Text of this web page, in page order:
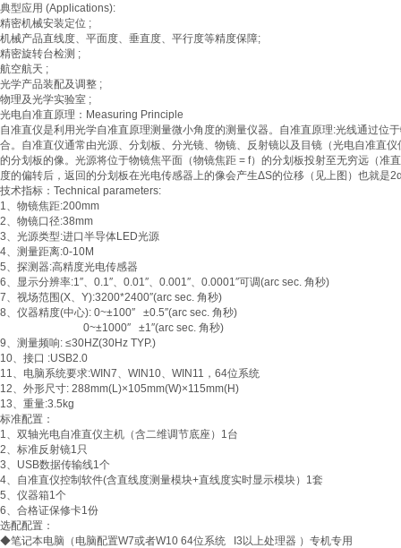
典型应用 (Applications):
精密机械安装定位 ;
机械产品直线度、平面度、垂直度、平行度等精度保障;
精密旋转台检测 ;
航空航天 ;
光学产品装配及调整 ;
物理及光学实验室 ;
光电自准直原理：Measuring Principle
自准直仪是利用光学自准直原理测量微小角度的测量仪器。自准直原理:光线通过
合。自准直仪通常由光源、分划板、分光镜、物镜、反射镜以及目镜（光电自准直
的分划板的像。光源将位于物镜焦平面（物镜焦距 = f）的分划板投射至无穷远（
度的偏转后，返回的分划板在光电传感器上的像会产生ΔS的位移（见上图）也就
技术指标：Technical parameters:
1、物镜焦距:200mm
2、物镜口径:38mm
3、光源类型:进口半导体LED光源
4、测量距离:0-10M
5、探测器:高精度光电传感器
6、显示分辨率:1″、0.1″、0.01″、0.001″、0.0001″可调(arc sec. 角秒)
7、视场范围(X、Y):3200*2400″(arc sec. 角秒)
8、仪器精度(中心): 0~±100″ ±0.5″(arc sec. 角秒)
0~±1000″ ±1″(arc sec. 角秒)
9、测量频响: ≤30HZ(30Hz TYP.)
10、接口 :USB2.0
11、电脑系统要求:WIN7、WIN10、WIN11，64位系统
12、外形尺寸: 288mm(L)×105mm(W)×115mm(H)
13、重量:3.5kg
标准配置：
1、双轴光电自准直仪主机（含二维调节底座）1台
2、标准反射镜1只
3、USB数据传输线1个
4、自准直仪控制软件(含直线度测量模块+直线度实时显示模块）1套
5、仪器箱1个
6、合格证保修卡1份
选配配置：
◆笔记本电脑（电脑配置W7或者W10 64位系统 I3以上处理器 ）专机专用